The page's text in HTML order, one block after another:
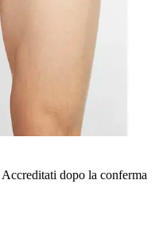
Accreditati dopo la conferma